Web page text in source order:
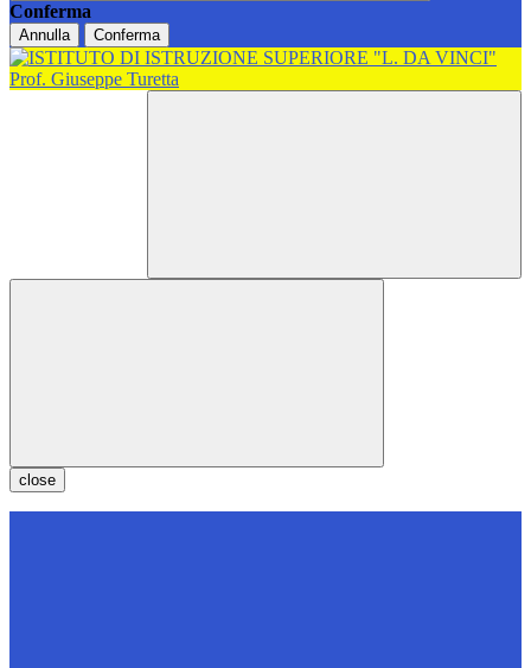
Conferma
Annulla Conferma
close